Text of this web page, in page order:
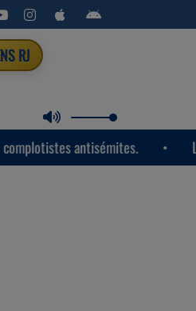
RJ
antisémites. Les États-